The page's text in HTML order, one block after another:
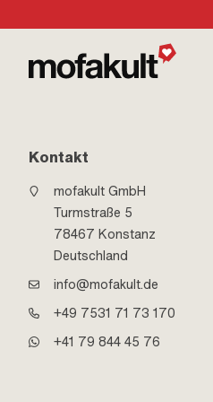
Kontakt
mofakult GmbH
Turmstraße 5
78467 Konstanz
Deutschland
info@mofakult.de
+49 7531 71 73 170
+41 79 844 45 76